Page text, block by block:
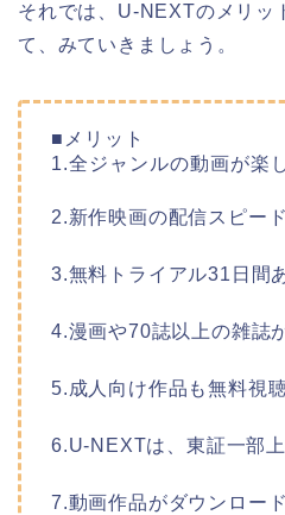
それでは、U-NEXTのメリッ
て、みていきましょう。
■メリット
1.全ジャンルの動画が楽
2.新作映画の配信スピー
3.無料トライアル31日間
4.漫画や70誌以上の雑誌
5.成人向け作品も無料視
6.U-NEXTは、東証一部
7.動画作品がダウンロー